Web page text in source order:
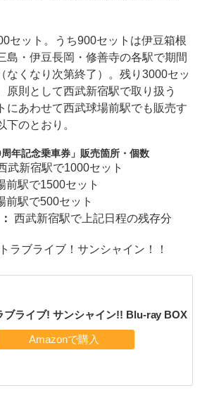
セット。うち900セットは伊豆箱根
島・伊豆長岡・修善寺の各駅で期間
なくなり次第終了）。残り3000セッ
原則として西武新宿駅で取り扱う
にあわせて西武球場前駅でも販売す
下のとおり。
年記念乗車券」販売箇所・個数
武新宿駅で1000セット
前駅で1500セット
前駅で500セット
西武新宿駅で上記日程の残存分
ラブライブ！サンシャイン！！
ブライブ! サンシャイン!! Blu-ray BOX